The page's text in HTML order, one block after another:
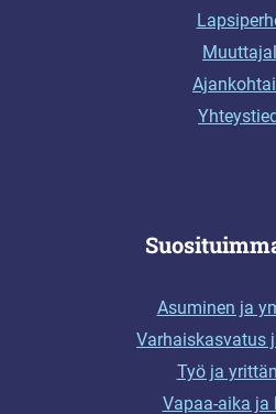
Asuminen ja
Varhaiskasvatus
Työ ja
Vapaa-aika ja